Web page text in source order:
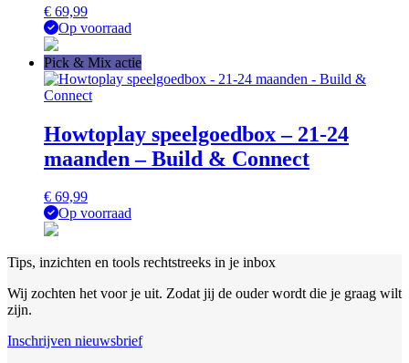
€ 69,99
Op voorraad
Pick & Mix actie
Howtoplay speelgoedbox – 21-24
maanden – Build & Connect
€ 69,99
Op voorraad
Tips, inzichten en tools rechtstreeks in je inbox
Wij zochten het voor je uit. Zodat jij de ouder wordt die je graag wilt
zijn.
Inschrijven nieuwsbrief